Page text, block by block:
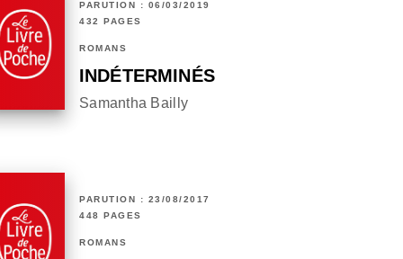
PARUTION : 06/03/2019
432 PAGES
ROMANS
INDÉTERMINÉS
Samantha Bailly
PARUTION : 23/08/2017
448 PAGES
ROMANS